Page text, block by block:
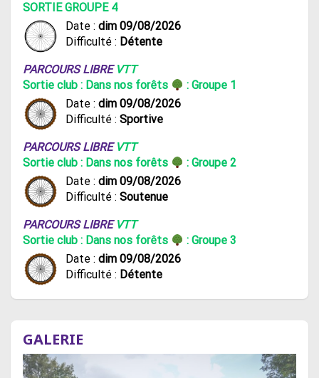
SORTIE GROUPE 4
Date : dim 09/08/2026
Difficulté : Détente
PARCOURS LIBRE VTT
Sortie club : Dans nos forêts
: Groupe 1
Date : dim 09/08/2026
Difficulté : Sportive
PARCOURS LIBRE VTT
Sortie club : Dans nos forêts
: Groupe 2
Date : dim 09/08/2026
Difficulté : Soutenue
PARCOURS LIBRE VTT
Sortie club : Dans nos forêts
: Groupe 3
Date : dim 09/08/2026
Difficulté : Détente
GALERIE